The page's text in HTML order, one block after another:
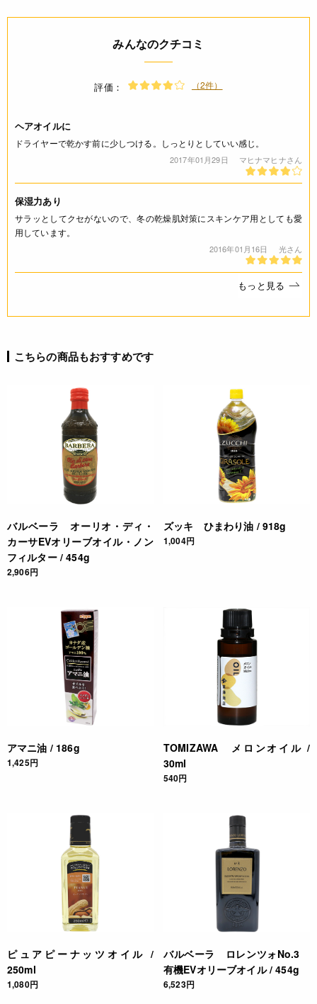
直射日光、高温多湿な場所を避けて常温または冷暗所で保存
※製造日を起点とした期限です。
なし(特定原材料8品目)
(1本92gあたり) エネルギー 828kcal たんぱく質 0g 脂質 92g
* 開封後はお早めに使い切ってください。
ります。成分の一部が低温で固まって起こる現象で、異物や不
純物の混入、カビではありません。一度白濁・凝固しても、暖
かい場所にしばらく置くと溶けて透明になります。品質に問題
はありませんので、安心してお使いください。
* しっかりと蓋を閉め、軽く振ってからご使用ください。
◆商品の在庫・販売状況について◆
・諸事情により、予告なく販売終了になる場合がございます。
・当サイトに掲載されている商品は、ご購入可能な状態にあっ
ても必ずしも在庫を保証するものではありません。予めご了承
ください。
4975723003590
みんなのクチコミ
評価： （2件）
ヘアオイルに
ドライヤーで乾かす前に少しつける。しっとりとしていい感じ。
2017年01月29日 マヒナマヒナさん
保湿力あり
サラッとしてクセがないので、冬の乾燥肌対策にスキンケア用としても愛
用しています。
2016年01月16日 光さん
もっと見る
こちらの商品もおすすめです
バルベーラ オーリオ・ディ・
カーサEVオリーブオイル・ノン
フィルター / 454g
2,906円
ズッキ ひまわり油 / 918g
1,004円
アマニ油 / 186g
1,425円
TOMIZAWA メロンオイル /
30ml
540円
ピュアピーナッツオイル /
250ml
1,080円
バルベーラ ロレンツォNo.3
有機EVオリーブオイル / 454g
6,523円